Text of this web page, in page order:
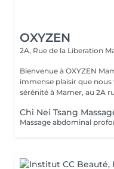
OXYZEN
2A, Rue de la Liberation
Bienvenue à OXYZEN Mamer
immense plaisir que
sérénité à Mamer, au 2A
Chi Nei Tsang